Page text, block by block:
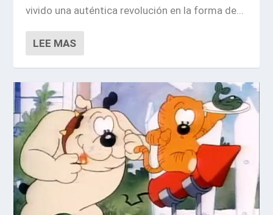
vivido una auténtica revolución en la forma de...
LEE MAS